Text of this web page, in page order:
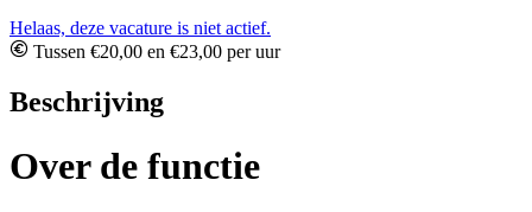
Helaas, deze vacature is niet actief.
Tussen €20,00 en €23,00 per uur
Beschrijving
Over de functie